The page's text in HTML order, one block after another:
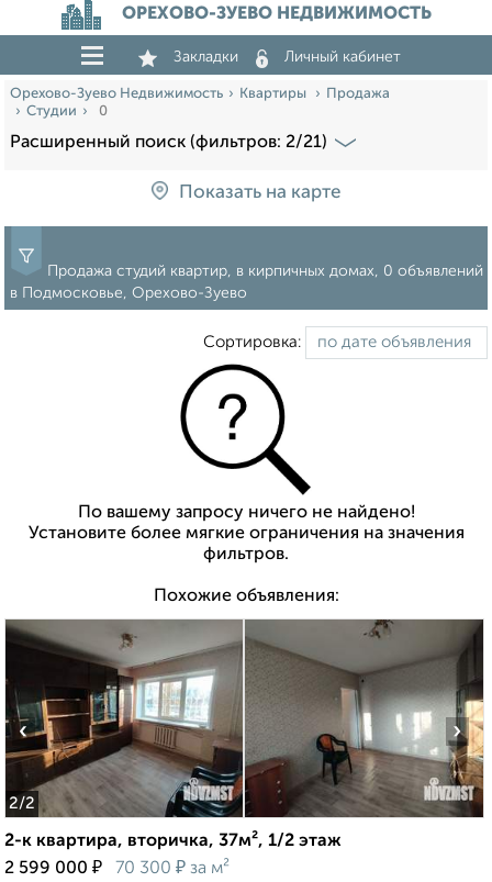
ОРЕХОВО-ЗУЕВО НЕДВИЖИМОСТЬ
Закладки Личный кабинет
Орехово-Зуево Недвижимость Квартиры
Продажа
Студии
0
Расширенный поиск (фильтров: 2/21)
Показать на карте
Продажа студий квартир, в кирпичных домах, 0 объявлений
в Подмосковье, Орехово-Зуево
Сортировка:
По вашему запросу ничего не найдено!
Установите более мягкие ограничения на значения
фильтров.
Похожие объявления:
2/2
‹ ›
2-к квартира, вторичка, 37м², 1/2 этаж
2 599 000 ₽ 70 300 ₽ за м²